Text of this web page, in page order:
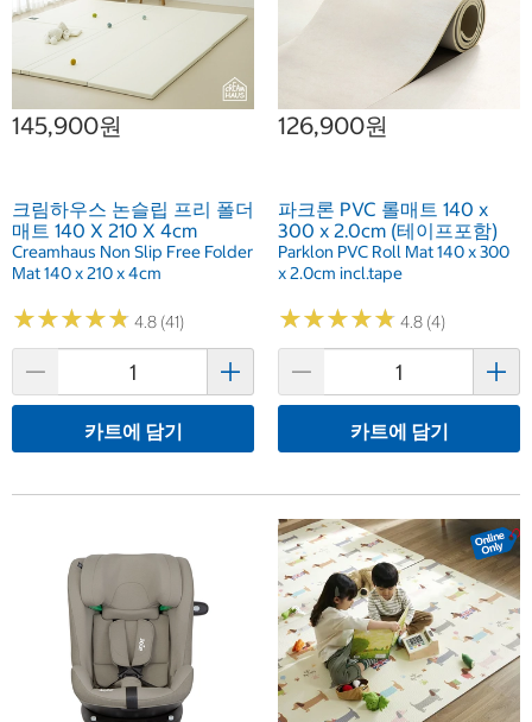
145,900원
크림하우스 논슬립 프리 폴더
매트 140 X 210 X 4cm
Creamhaus Non Slip Free Folder
Mat 140 x 210 x 4cm
★★★★★
★★★★★ 4.8 (41)
카트에 담기
126,900원
파크론 PVC 롤매트 140 x
300 x 2.0cm (테이프포함)
Parklon PVC Roll Mat 140 x 300
x 2.0cm incl.tape
★★★★★
★★★★★ 4.8 (4)
카트에 담기